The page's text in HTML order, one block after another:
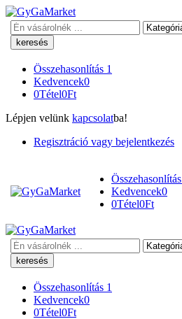
Keresés
Összehasonlítás 1
Kedvencek0
0Tétel0Ft
Lépjen velünk kapcsolatba!
Regisztráció vagy bejelentkezés
Összehasonlítás
Kedvencek0
0Tétel0Ft
Keresés
Összehasonlítás 1
Kedvencek0
0Tétel0Ft